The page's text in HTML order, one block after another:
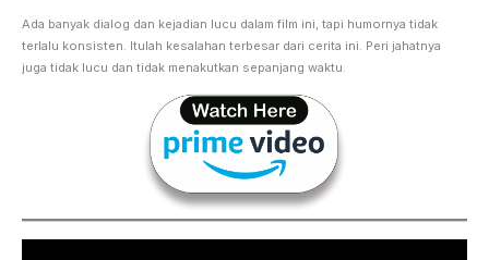
Ada banyak dialog dan kejadian lucu dalam film ini, tapi humornya tidak
terlalu konsisten. Itulah kesalahan terbesar dari cerita ini. Peri jahatnya
juga tidak lucu dan tidak menakutkan sepanjang waktu.